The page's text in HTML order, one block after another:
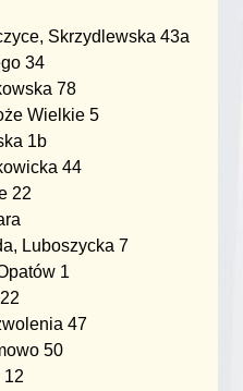
Skrzydlewska 43a
34
78
Wielkie 5
1b
44
22
Luboszycka 7
1
47
50
12